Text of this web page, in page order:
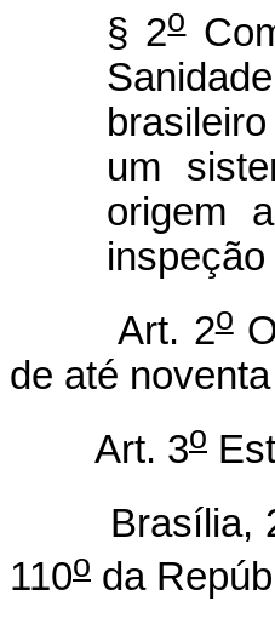
§ 2o
um
origem
Art. 2oO
de até
Art. 3o
Brasília, 20
110o da